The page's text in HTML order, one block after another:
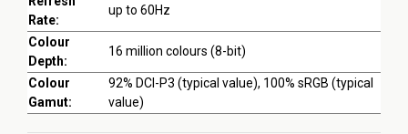
Rate:
up to 60Hz
Colour
Depth:
16 million colours (8-bit)
Colour
Gamut:
92% DCI-P3 (typical value), 100% sRGB (typical
value)